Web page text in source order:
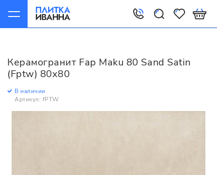
Керамогранит Fap Maku 80 Sand Satin
(Fptw) 80x80
В наличии
Артикул: fPTW